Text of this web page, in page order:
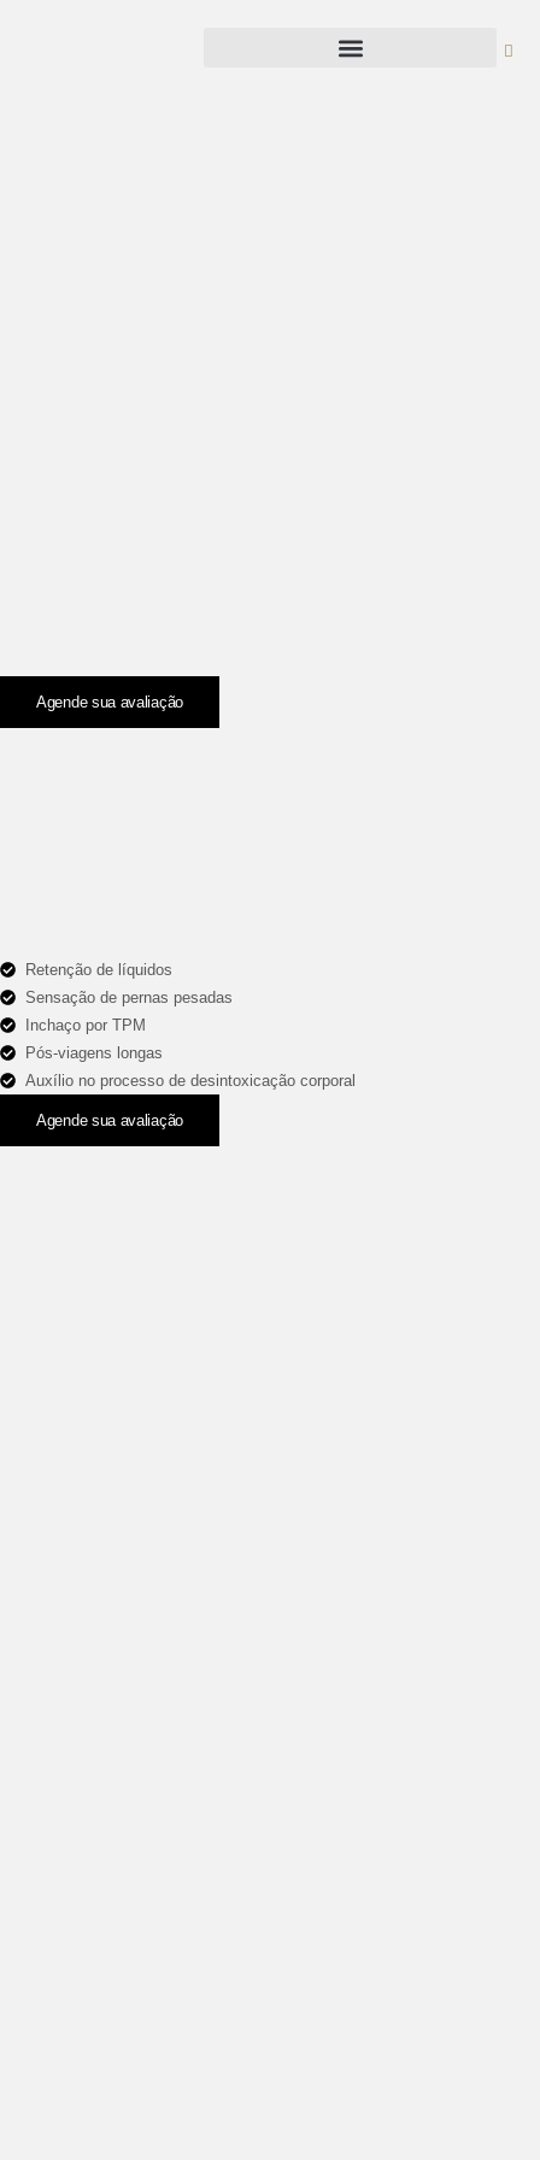
Agende sua avaliação
Retenção de líquidos
Sensação de pernas pesadas
Inchaço por TPM
Pós-viagens longas
Auxílio no processo de desintoxicação corporal
Agende sua avaliação